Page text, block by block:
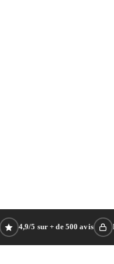
4,9/5 sur + de 500 avis